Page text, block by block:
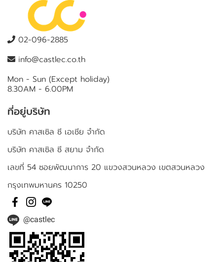
02-096-2885
info@castlec.co.th
Mon - Sun (Except holiday)
8.30AM - 6.00PM
ที่อยู่บริษัท
บริษัท คาสเซิล ซี เอเชีย จำกัด
บริษัท คาสเซิล ซี สยาม จำกัด
เลขที่ 54 ซอยพัฒนาการ 20 แขวงสวนหลวง เขตสวนหลวง
กรุงเทพมหานคร 10250
@castlec